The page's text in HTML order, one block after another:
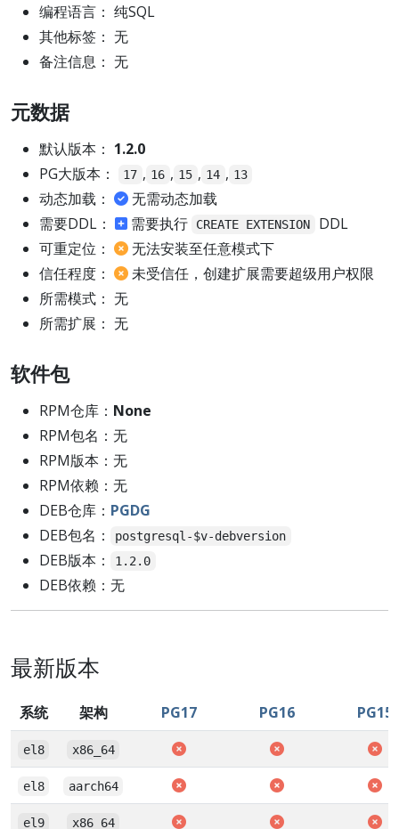
编程语言： 纯SQL
其他标签： 无
备注信息： 无
元数据
默认版本： 1.2.0
PG大版本：
17 , 16 , 15 , 14 , 13
动态加载：
无需动态加载
需要DDL：
需要执行 CREATE EXTENSION
DDL
可重定位：
无法安装至任意模式下
信任程度：
未受信任，创建扩展需要超级用户权限
所需模式： 无
所需扩展： 无
软件包
RPM仓库： None
RPM包名：无
RPM版本：无
RPM依赖：无
DEB仓库： PGDG
DEB包名：
postgresql-$v-debversion
DEB版本： 1.2.0
DEB依赖：无
最新版本
系统 架构 PG17 PG16 PG15
el8 x86_64
el8 aarch64
el9 x86_64